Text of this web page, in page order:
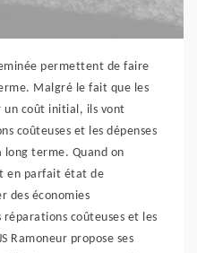
permettent de faire
Malgré le fait que les
un coût initial, ils vont
coûteuses et les dépenses
long terme. Quand on
en parfait état de
des économies
coûteuses et les
Ramoneur propose ses